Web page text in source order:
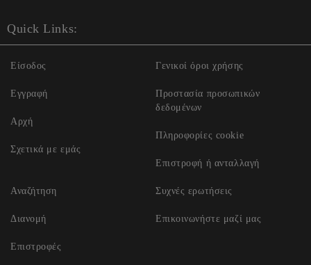
Quick Links:
Είσοδος
Εγγραφή
Αρχή
Σχετικά με εμάς
Γενικοί όροι χρήσης
Προστασία προσωπικών
δεδομένων
Πληροφορίες cookie
Επιστροφή ή ανταλλαγή
Αναζήτηση
Διανομή
Επιστροφές
Συχνές ερωτήσεις
Επικοινωνήστε μαζί μας